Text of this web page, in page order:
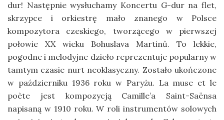
dur! Następnie wysłuchamy Koncertu G-dur na flet,
skrzypce i orkiestrę mało znanego w Polsce
kompozytora czeskiego, tworzącego w pierwszej
połowie XX wieku Bohuslava Martinů. To lekkie,
pogodne i melodyjne dzieło reprezentuje popularny w
tamtym czasie nurt neoklasyczny. Zostało ukończone
w październiku 1936 roku w Paryżu. La muse et le
poète jest kompozycją Camille’a Saint-Saënsa
napisaną w 1910 roku. W roli instrumentów solowych